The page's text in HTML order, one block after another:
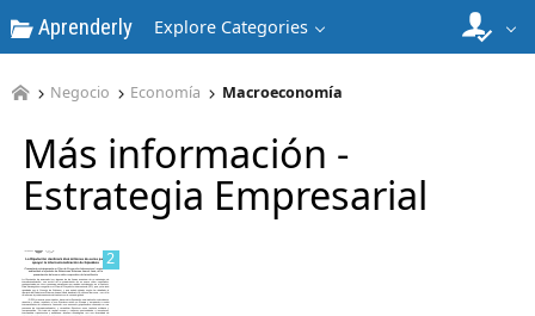
Aprenderly Explore Categories
Negocio Economía Macroeconomía
Más información -
Estrategia Empresarial
1
2